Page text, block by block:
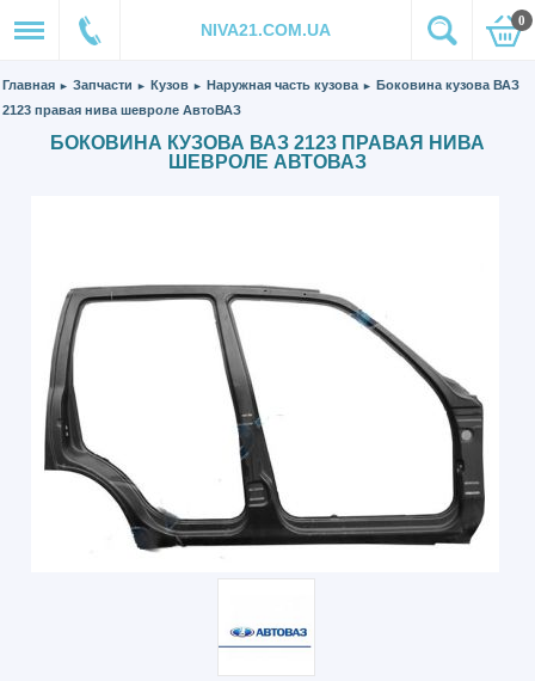
NIVA21.COM.UA 0
Главная ► Запчасти ► Кузов ► Наружная часть кузова ► Боковина кузова ВАЗ
2123 правая нива шевроле АвтоВАЗ
БОКОВИНА КУЗОВА ВАЗ 2123 ПРАВАЯ НИВА
ШЕВРОЛЕ АВТОВАЗ